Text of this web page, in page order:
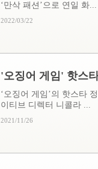
‘만삭 패션’으로 연일 화...
2022/03/22
'오징어 게임' 핫스
‘오징어 게임’의 핫스타
이티브 디렉터 니콜라 ...
2021/11/26